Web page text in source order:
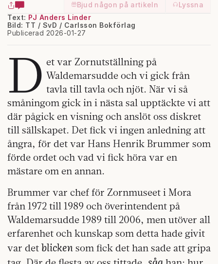
Bjud någon på artikeln
Lyssna
Text: PJ Anders Linder
Publicerad 2026-01-27
Bild: TT / SvD / Carlsson Bokförlag
D et var Zornutställning på
Waldemarsudde och vi gick från
tavla till tavla och njöt. När vi så
småningom gick in i nästa sal upptäckte vi att
där pågick en visning och anslöt oss diskret
till sällskapet. Det fick vi ingen anledning att
ångra, för det var Hans Henrik Brummer som
förde ordet och vad vi fick höra var en
mästare om en annan.
Brummer var chef för Zornmuseet i Mora
från 1972 till 1989 och överintendent på
Waldemarsudde 1989 till 2006, men utöver all
erfarenhet och kunskap som detta hade givit
var det blicken som fick det han sade att gripa